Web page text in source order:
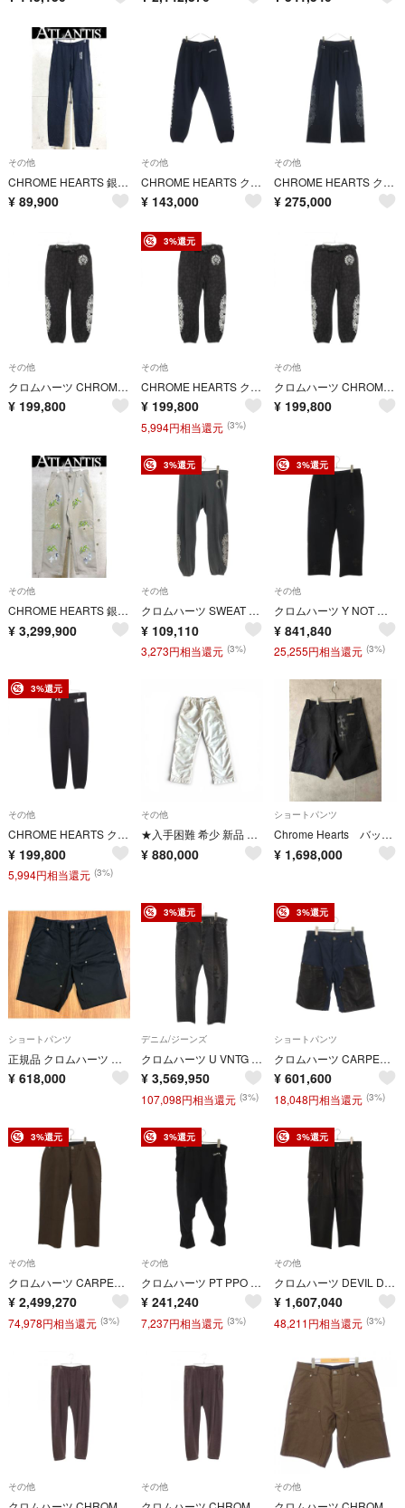
その他
CHROME HEARTS 銀座店 クロムハーツ Y NOT 刺繍 スウェットパンツ メンズ size:M 黒 104095
¥ 89,900
その他
CHROME HEARTS クロムハーツ Scroll Label Fuck You Side Logo Sweat Long Pants スクロールラベル ファックユー サイドロゴ スウェットパンツ ブラック
¥ 143,000
その他
CHROME HEARTS クロムハーツ MESH VARSITY PANTS CHプリント メッシュ ロングパンツ ブラック
¥ 275,000
その他
クロムハーツ CHROME HEARTS セメタリークロス 総柄 パンツ 衣料品 ボトムス コットン メンズ グレー系 【中古】
¥ 199,800
3%還元
その他
CHROME HEARTS クロムハーツ パンツ セメタリークロス 総柄
¥ 199,800
5,994円相当還元 (3%)
その他
クロムハーツ CHROME HEARTS セメタリークロス 総柄 パンツ 衣料品 ボトムス コットン メンズ グレー系 【中古】
¥ 199,800
その他
CHROME HEARTS 銀座店 クロムハーツ 美品 MATTY BOY SEX RECORDS ヴィンテージ パンツ 30インチ 103925
¥ 3,299,900
3%還元
その他
クロムハーツ SWEAT PANTS フローラルプリントスウェットロングパンツ メンズ S
¥ 109,110
3,273円相当還元 (3%)
3%還元
その他
クロムハーツ Y NOT レザーハラコクロスパッチ付きスウェットロングパンツ メンズ M
¥ 841,840
25,255円相当還元 (3%)
3%還元
その他
CHROME HEARTS クロムハーツ パンツ CHプラス ロゴプリント
¥ 199,800
5,994円相当還元 (3%)
その他
★入手困難 希少 新品 正規品 クロムハーツ トラッシュピックアップ トラック ナイロンパンツ クロスボール 裾ジップ サイズL
¥ 880,000
ショートパンツ
Chrome Hearts バックセメタリークロスパッチカーペンターハーフパンツ
¥ 1,698,000
ショートパンツ
正規品 クロムハーツ ダブルニー カーペンターショーツ36
¥ 618,000
3%還元
デニム/ジーンズ
クロムハーツ U VNTG JEAN BLK RED TAB クロスパッチ付きウォッシュド501デニムパンツ メンズ 32インチ
¥ 3,569,950
107,098円相当還元 (3%)
3%還元
ショートパンツ
クロムハーツ CARPENTER クロスパッチ付きレザー切替ナイロンカーペンターハーフパンツ メンズ 30インチ
¥ 601,600
18,048円相当還元 (3%)
3%還元
その他
クロムハーツ CARPENTER/カーペンター バックポケットセメタリーパッチロングパンツ メンズ 36インチ
¥ 2,499,270
74,978円相当還元 (3%)
3%還元
その他
クロムハーツ PT PPO U LOAN SHARK MATTYBOYチョンパー裾クロスボールトラックロングパンツ メンズ M
¥ 241,240
7,237円相当還元 (3%)
3%還元
その他
クロムハーツ DEVIL DOG LTHR クロスボタンレザーロングパンツ メンズ 36インチ
¥ 1,607,040
48,211円相当還元 (3%)
その他 その他 その他